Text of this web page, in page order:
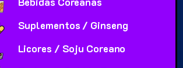
Suplementos / Ginseng
Licores / Soju Coreano